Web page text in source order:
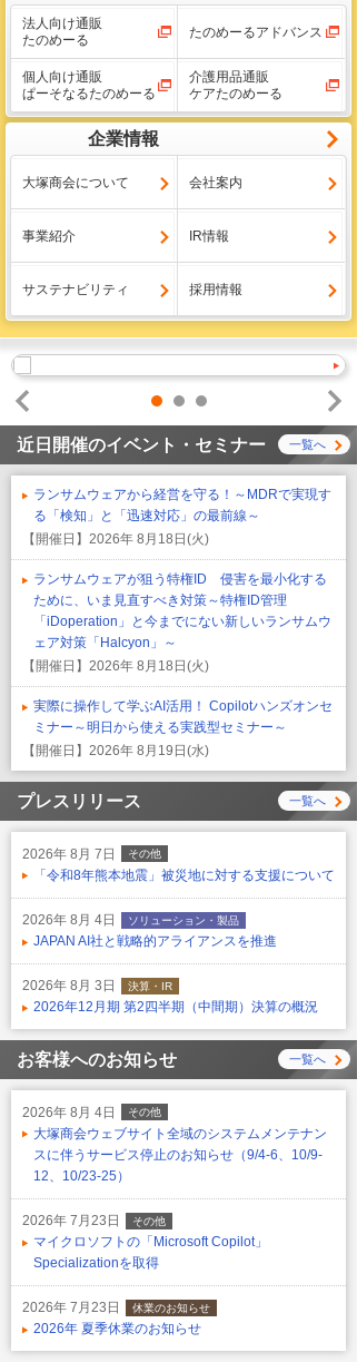
法人向け通販
たのめーる
たのめーるアドバンス
個人向け通販
ぱーそなるたのめーる
介護用品通販
ケアたのめーる
企業情報
大塚商会について 会社案内
事業紹介 IR情報
サステナビリティ 採用情報
1 2
3
Prev
Next
近日開催のイベント・セミナー 一覧へ
ランサムウェアから経営を守る！～MDRで実現す
る「検知」と「迅速対応」の最前線～
【開催日】 2026年 8月18日(火)
ランサムウェアが狙う特権ID 侵害を最小化する
ために、いま見直すべき対策～特権ID管理
「iDoperation」と今までにない新しいランサムウ
ェア対策「Halcyon」～
【開催日】 2026年 8月18日(火)
実際に操作して学ぶAI活用！ Copilotハンズオンセ
ミナー～明日から使える実践型セミナー～
【開催日】 2026年 8月19日(水)
プレスリリース 一覧へ
2026年 8月 7日 その他
「令和8年熊本地震」被災地に対する支援について
2026年 8月 4日 ソリューション・製品
JAPAN AI社と戦略的アライアンスを推進
2026年 8月 3日 決算・IR
2026年12月期 第2四半期（中間期）決算の概況
お客様へのお知らせ 一覧へ
2026年 8月 4日 その他
大塚商会ウェブサイト全域のシステムメンテナン
スに伴うサービス停止のお知らせ（9/4-6、10/9-
12、10/23-25）
2026年 7月23日 その他
マイクロソフトの「Microsoft Copilot」
Specializationを取得
2026年 7月23日 休業のお知らせ
2026年 夏季休業のお知らせ